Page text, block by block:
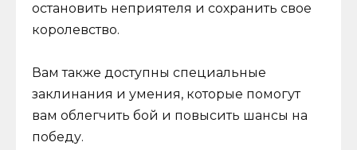
остановить неприятеля и сохранить свое
королевство.
Вам также доступны специальные
заклинания и умения, которые помогут
вам облегчить бой и повысить шансы на
победу.